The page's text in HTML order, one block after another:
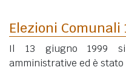
Elezioni Comunali
Il 13 giugno 1999
amministrative ed è